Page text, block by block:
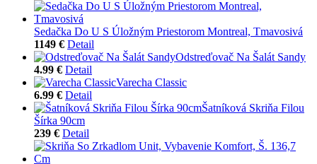
Sedačka Do U S Úložným Priestorom Montreal, Tmavosivá
1149 € Detail
Odstreďovač Na Šalát Sandy
4.99 € Detail
Varecha Classic
6.99 € Detail
Šatníková Skriňa Filou
Šírka 90cm
239 € Detail